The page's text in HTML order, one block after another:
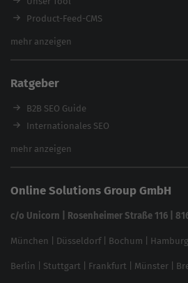
Product-Feed-CMS
Website Analyse
Backlink-Check
Ladezeiten-Check
Brand Protection Tool
Website SEO Check
feed2content.ai
mehr anzeigen
Ratgeber
B2B SEO Guide
Internationales SEO
eCommerce SEO
In ChatGPT gefunden werden
Linkbuilding 2025
Local SEO
SEO für Online Shops
mehr anzeigen
Online Solutions Group GmbH
c/o Unicorn | Rosenheimer Straße 116 |
München Düsseldorf| Bochum Hamburg
Berlin Stuttgart Frankfurt Münster